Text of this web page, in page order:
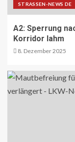
STRASSEN-NEWS DE
A2: Sperrung
Korridor lahm
8. Dezember 2025